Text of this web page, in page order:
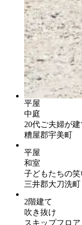
平屋
中庭
20代ご夫婦が
糟屋郡宇美町
平屋
和室
子どもたちの
三井郡大刀洗
2階建て
吹き抜け
スキップフロア